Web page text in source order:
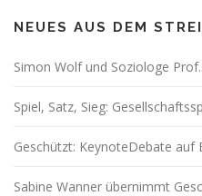
NEUES AUS DEM
Simon Wolf und Soziologe
Spiel, Satz, Sieg:
Geschützt: KeynoteDebate auf
Sabine Wanner übernimmt